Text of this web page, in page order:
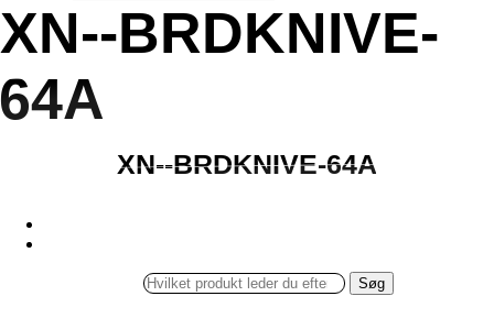
XN--BRDKNIVE-
64A
BRDKNIVE-
XN--BRDKNIVE-64A
XN--BRDKNIVE-64A
Søg